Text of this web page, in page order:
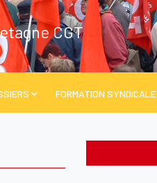
CGT
FORMATION SYNDICALE